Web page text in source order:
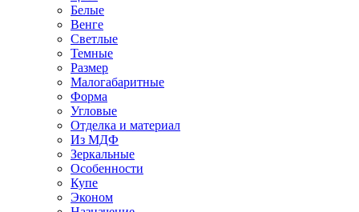
Белые
Венге
Светлые
Темные
Размер
Малогабаритные
Форма
Угловые
Отделка и материал
Из МДФ
Зеркальные
Особенности
Купе
Эконом